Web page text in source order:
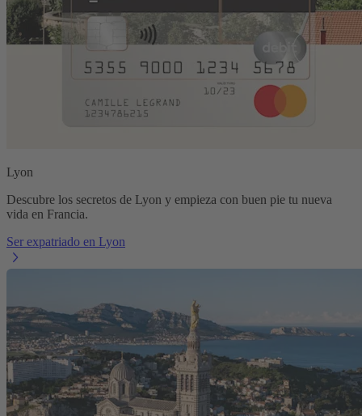
Lyon
Descubre los secretos de Lyon y empieza con buen pie tu nueva
vida en Francia.
Ser expatriado en Lyon